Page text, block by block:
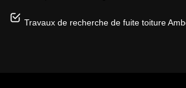
Travaux de recherche de fuite toiture